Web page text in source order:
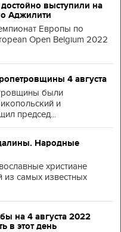
выступили на
Аджилити
Европы по
Open Belgium 2022
4 августа
были
и
председ...
Народные
христиане
из самых известных
на 4 августа 2022
в этот день